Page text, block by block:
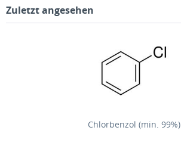
Zuletzt angesehen
Chlorbenzol (min. 99%)